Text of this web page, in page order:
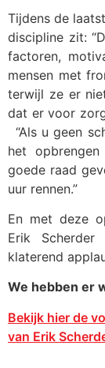
Tijdens de
discipline zit:
factoren,
mensen met
terwijl ze er
dat er voor
“Als u geen
het
goede raad
uur rennen.”
En met deze
Erik
klaterend
We hebben er
Bekijk hier de
van Erik